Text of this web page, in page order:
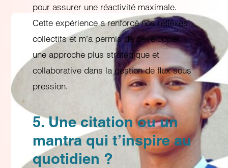
pour assurer une réactivité maximale.
Cette expérience a renforcé nos réflexes
collectifs et m’a permis de développer
une approche plus stratégique et
collaborative dans la gestion de flux sous
pression.
5. Une citation ou un
mantra qui t’inspire au
quotidien ?